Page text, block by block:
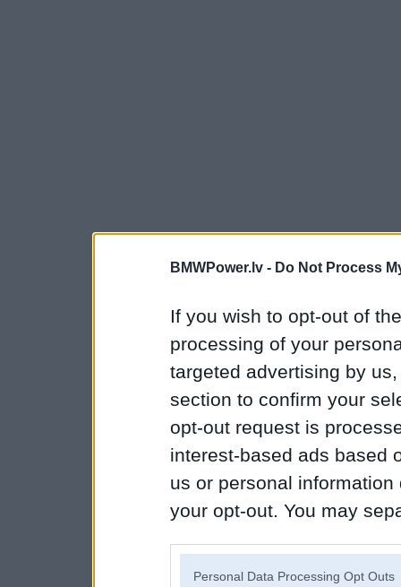
BMWPower.lv - Do Not Process
If you wish to opt-out of
processing of your
targeted advertising by
section to confirm your
opt-out request is
interest-based ads based
us or personal
your opt-out. You may
Personal Data Processing Opt Outs